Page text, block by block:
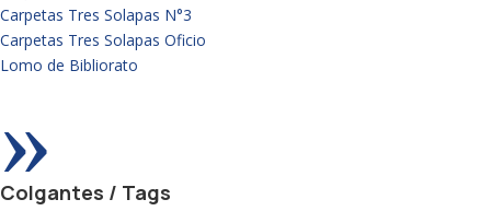
Carpetas Tres Solapas N°3
Carpetas Tres Solapas Oficio
Lomo de Bibliorato
»
Colgantes / Tags